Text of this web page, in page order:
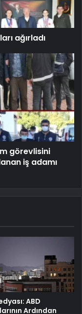
ağırladı
görevlisini
iş adamı
ABD
Ardından